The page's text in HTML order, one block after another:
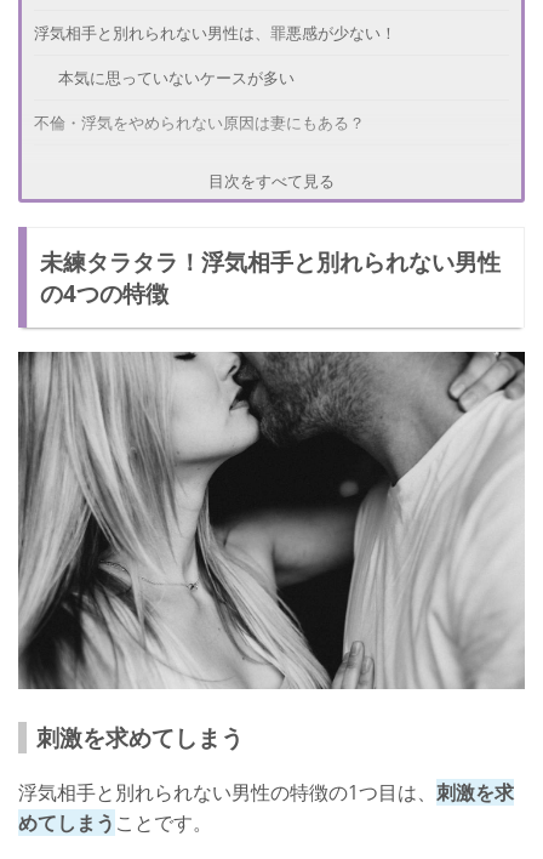
浮気相手と別れられない男性は、罪悪感が少ない！
本気に思っていないケースが多い
不倫・浮気をやめられない原因は妻にもある？
関係を続けていくなら別れることも考えているときちんと伝え
る
二度と浮気するな！旦那への厳しい制裁方法
目次をすべて見る
未練タラタラ！浮気相手と別れられない男性
の4つの特徴
刺激を求めてしまう
浮気相手と別れられない男性の特徴の1つ目は、 刺激を求
めてしまう ことです。